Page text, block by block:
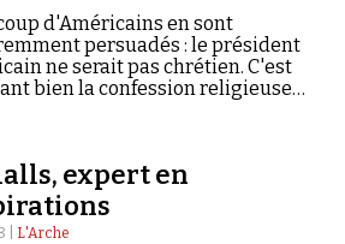
d'Américains en sont
persuadés : le président
ne serait pas chrétien. C'est
bien la confession religieuse
expert en
| L'Arche